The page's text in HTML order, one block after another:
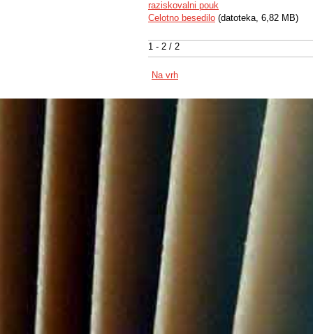
1 - 2 / 2
raziskovalni pouk
Celotno besedilo (datoteka, 6,82 MB)
Na vrh